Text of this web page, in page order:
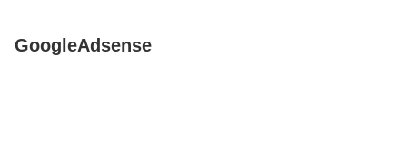
GoogleAdsense